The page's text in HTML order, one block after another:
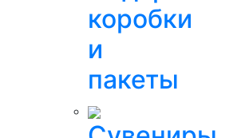
коробки
и
пакеты